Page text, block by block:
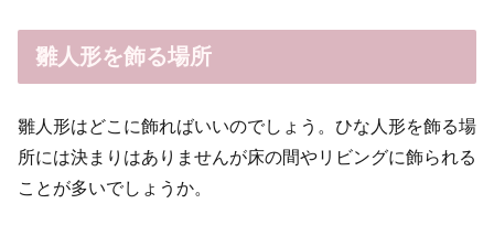
雛人形を飾る場所
雛人形はどこに飾ればいいのでしょう。ひな人形を飾る場
所には決まりはありませんが床の間やリビングに飾られる
ことが多いでしょうか。